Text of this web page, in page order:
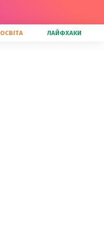
ОСВІТА ЛАЙФХАКИ